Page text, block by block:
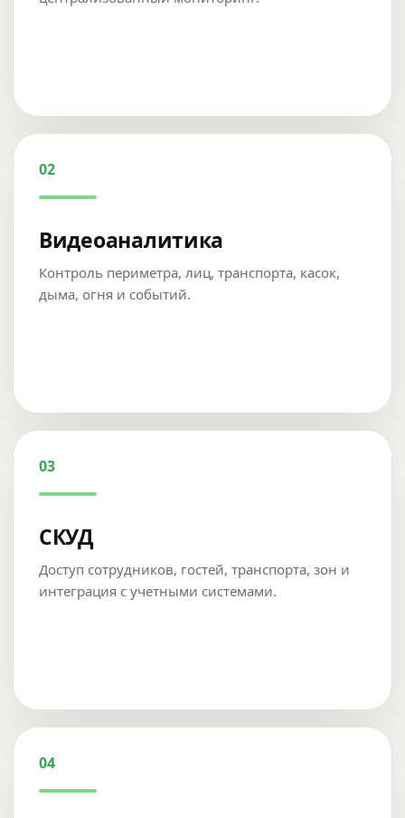
02
Видеоаналитика
Контроль периметра, лиц, транспорта, касок,
дыма, огня и событий.
03
СКУД
Доступ сотрудников, гостей, транспорта, зон и
интеграция с учетными системами.
04